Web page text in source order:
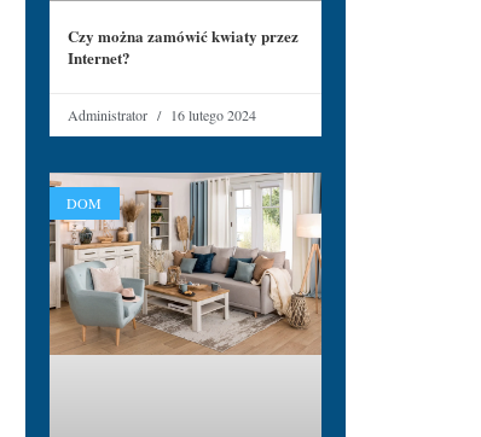
Czy można zamówić kwiaty przez
Internet?
Administrator 16 lutego 2024
DOM